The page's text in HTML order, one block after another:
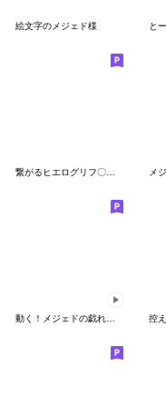
絵文字のメジェド様
メ
動く！メジェドの戯れ【絵文字】